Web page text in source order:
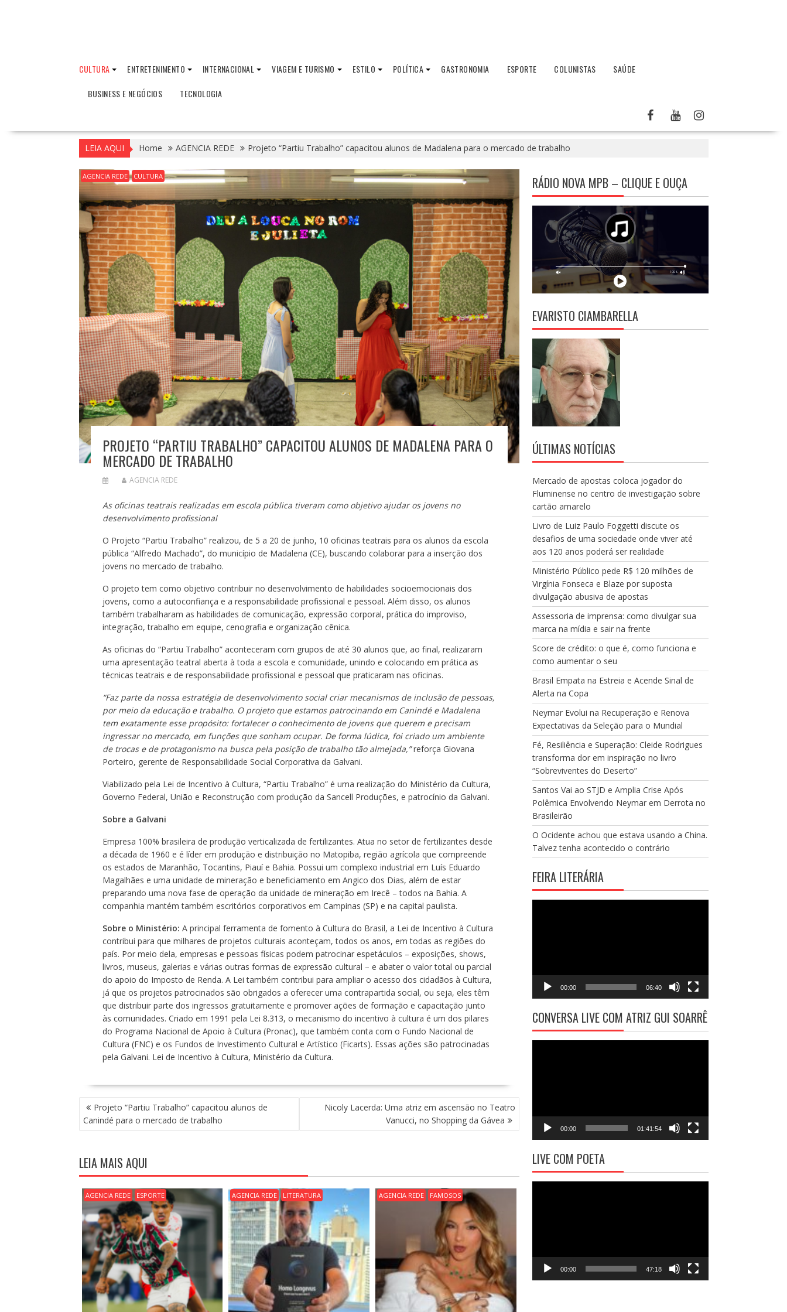
CULTURA ENTRETENIMENTO INTERNACIONAL VIAGEM E TURISMO ESTILO POLÍTICA GASTRONOMIA ESPORTE COLUNISTAS
SAÚDE
BUSINESS E NEGÓCIOS
TECNOLOGIA
LEIA AQUI Home AGENCIA REDE Projeto “Partiu Trabalho” capacitou alunos de Madalena para o mercado de trabalho
AGENCIA REDE CULTURA
PROJETO “PARTIU TRABALHO” CAPACITOU ALUNOS DE MADALENA PARA O
MERCADO DE TRABALHO
AGENCIA REDE
As oficinas teatrais realizadas em escola pública tiveram como objetivo ajudar os jovens no
desenvolvimento profissional
O Projeto “Partiu Trabalho” realizou, de 5 a 20 de junho, 10 oficinas teatrais para os alunos da escola
pública “Alfredo Machado”, do município de Madalena (CE), buscando colaborar para a inserção dos
jovens no mercado de trabalho.
O projeto tem como objetivo contribuir no desenvolvimento de habilidades socioemocionais dos
jovens, como a autoconfiança e a responsabilidade profissional e pessoal. Além disso, os alunos
também trabalharam as habilidades de comunicação, expressão corporal, prática do improviso,
integração, trabalho em equipe, cenografia e organização cênica.
As oficinas do “Partiu Trabalho” aconteceram com grupos de até 30 alunos que, ao final, realizaram
uma apresentação teatral aberta à toda a escola e comunidade, unindo e colocando em prática as
técnicas teatrais e de responsabilidade profissional e pessoal que praticaram nas oficinas.
“Faz parte da nossa estratégia de desenvolvimento social criar mecanismos de inclusão de pessoas,
por meio da educação e trabalho. O projeto que estamos patrocinando em Canindé e Madalena
tem exatamente esse propósito: fortalecer o conhecimento de jovens que querem e precisam
ingressar no mercado, em funções que sonham ocupar. De forma lúdica, foi criado um ambiente
de trocas e de protagonismo na busca pela posição de trabalho tão almejada,”reforça Giovana
Porteiro, gerente de Responsabilidade Social Corporativa da Galvani.
Viabilizado pela Lei de Incentivo à Cultura, “Partiu Trabalho” é uma realização do Ministério da Cultura,
Governo Federal, União e Reconstrução com produção da Sancell Produções, e patrocínio da Galvani.
Sobre a Galvani
Empresa 100% brasileira de produção verticalizada de fertilizantes. Atua no setor de fertilizantes desde
a década de 1960 e é líder em produção e distribuição no Matopiba, região agrícola que compreende
os estados de Maranhão, Tocantins, Piauí e Bahia. Possui um complexo industrial em Luís Eduardo
Magalhães e uma unidade de mineração e beneficiamento em Angico dos Dias, além de estar
preparando uma nova fase de operação da unidade de mineração em Irecê – todos na Bahia. A
companhia mantém também escritórios corporativos em Campinas (SP) e na capital paulista.
Sobre o Ministério: A principal ferramenta de fomento à Cultura do Brasil, a Lei de Incentivo à Cultura
contribui para que milhares de projetos culturais aconteçam, todos os anos, em todas as regiões do
país. Por meio dela, empresas e pessoas físicas podem patrocinar espetáculos – exposições, shows,
livros, museus, galerias e várias outras formas de expressão cultural – e abater o valor total ou parcial
do apoio do Imposto de Renda. A Lei também contribui para ampliar o acesso dos cidadãos à Cultura,
já que os projetos patrocinados são obrigados a oferecer uma contrapartida social, ou seja, eles têm
que distribuir parte dos ingressos gratuitamente e promover ações de formação e capacitação junto
às comunidades. Criado em 1991 pela Lei 8.313, o mecanismo do incentivo à cultura é um dos pilares
do Programa Nacional de Apoio à Cultura (Pronac), que também conta com o Fundo Nacional de
Cultura (FNC) e os Fundos de Investimento Cultural e Artístico (Ficarts). Essas ações são patrocinadas
pela Galvani. Lei de Incentivo à Cultura, Ministério da Cultura.
N
A
V
G
A
Ç
Ã
O
D
E
P
O
S
T
Projeto “Partiu Trabalho” capacitou alunos de
Canindé para o mercado de trabalho
Nicoly Lacerda: Uma atriz em ascensão no Teatro
Vanucci, no Shopping da Gávea
LEIA MAIS AQUI
AGENCIA REDE ESPORTE AGENCIA REDE LITERATURA AGENCIA REDE FAMOSOS
RÁDIO NOVA MPB – CLIQUE E OUÇA
EVARISTO CIAMBARELLA
ÚLTIMAS NOTÍCIAS
Mercado de apostas coloca jogador do
Fluminense no centro de investigação sobre
cartão amarelo
Livro de Luiz Paulo Foggetti discute os
desafios de uma sociedade onde viver até
aos 120 anos poderá ser realidade
Ministério Público pede R$ 120 milhões de
Virgínia Fonseca e Blaze por suposta
divulgação abusiva de apostas
Assessoria de imprensa: como divulgar sua
marca na mídia e sair na frente
Score de crédito: o que é, como funciona e
como aumentar o seu
Brasil Empata na Estreia e Acende Sinal de
Alerta na Copa
Neymar Evolui na Recuperação e Renova
Expectativas da Seleção para o Mundial
Fé, Resiliência e Superação: Cleide Rodrigues
transforma dor em inspiração no livro
“Sobreviventes do Deserto”
Santos Vai ao STJD e Amplia Crise Após
Polêmica Envolvendo Neymar em Derrota no
Brasileirão
O Ocidente achou que estava usando a China.
Talvez tenha acontecido o contrário
FEIRA LITERÁRIA
00:00 06:40
CONVERSA LIVE COM ATRIZ GUI SOARRÊ
00:00 01:41:54
LIVE COM POETA
00:00 47:18